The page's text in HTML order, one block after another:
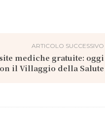
ARTICOLO SUCCESSIVO
mediche gratuite: oggi
il Villaggio della Salute